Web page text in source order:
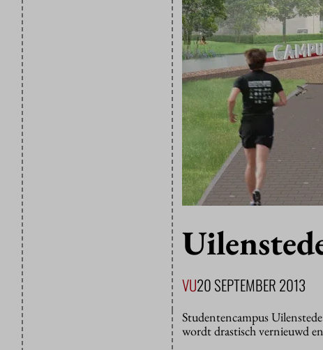
VU20 SEPTEMBER 2013
Studentencampus
wordt drastisch vernieuwd